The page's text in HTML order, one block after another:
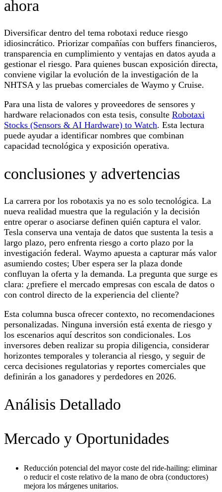
ahora
Diversificar dentro del tema robotaxi reduce riesgo
idiosincrático. Priorizar compañías con buffers financieros,
transparencia en cumplimiento y ventajas en datos ayuda a
gestionar el riesgo. Para quienes buscan exposición directa,
conviene vigilar la evolución de la investigación de la
NHTSA y las pruebas comerciales de Waymo y Cruise.
Para una lista de valores y proveedores de sensores y
hardware relacionados con esta tesis, consulte Robotaxi
Stocks (Sensors & AI Hardware) to Watch. Esta lectura
puede ayudar a identificar nombres que combinan
capacidad tecnológica y exposición operativa.
conclusiones y advertencias
La carrera por los robotaxis ya no es solo tecnológica. La
nueva realidad muestra que la regulación y la decisión
entre operar o asociarse definen quién captura el valor.
Tesla conserva una ventaja de datos que sustenta la tesis a
largo plazo, pero enfrenta riesgo a corto plazo por la
investigación federal. Waymo apuesta a capturar más valor
asumiendo costes; Uber espera ser la plaza donde
confluyan la oferta y la demanda. La pregunta que surge es
clara: ¿prefiere el mercado empresas con escala de datos o
con control directo de la experiencia del cliente?
Esta columna busca ofrecer contexto, no recomendaciones
personalizadas. Ninguna inversión está exenta de riesgo y
los escenarios aquí descritos son condicionales. Los
inversores deben realizar su propia diligencia, considerar
horizontes temporales y tolerancia al riesgo, y seguir de
cerca decisiones regulatorias y reportes comerciales que
definirán a los ganadores y perdedores en 2026.
Análisis Detallado
Mercado y Oportunidades
Reducción potencial del mayor coste del ride-hailing: eliminar
o reducir el coste relativo de la mano de obra (conductores)
mejora los márgenes unitarios.